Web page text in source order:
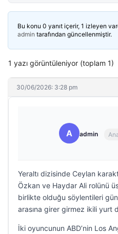
Bu konu 0 yanıt içerir, 1 izleyen
admin tarafından güncellenmiştir.
1 yazı görüntüleniyor (toplam 1)
30/06/2026: 3:28 pm
A admin
Yeraltı dizisinde Ceylan
Özkan ve Haydar Ali rolünü
birlikte olduğu söylentileri
arasına girer girmez ikili yurt
İki oyuncunun ABD’nin Los